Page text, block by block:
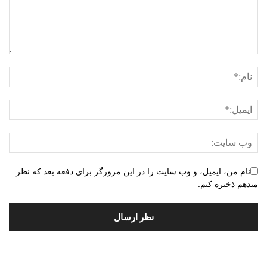
نام من، ایمیل، و وب سایت را در این مرورگر برای دفعه بعد که نظر
میدهم ذخیره کنم.